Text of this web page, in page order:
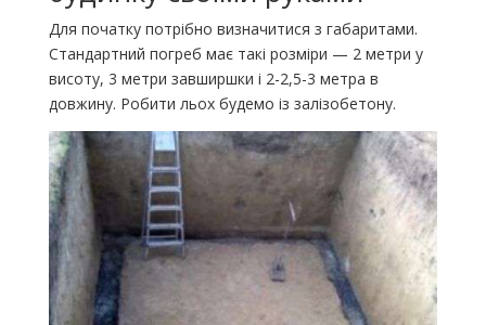
Для початку потрібно визначитися з габаритами.
Стандартний погреб має такі розміри — 2 метри у
висоту, 3 метри завширшки і 2-2,5-3 метра в
довжину. Робити льох будемо із залізобетону.